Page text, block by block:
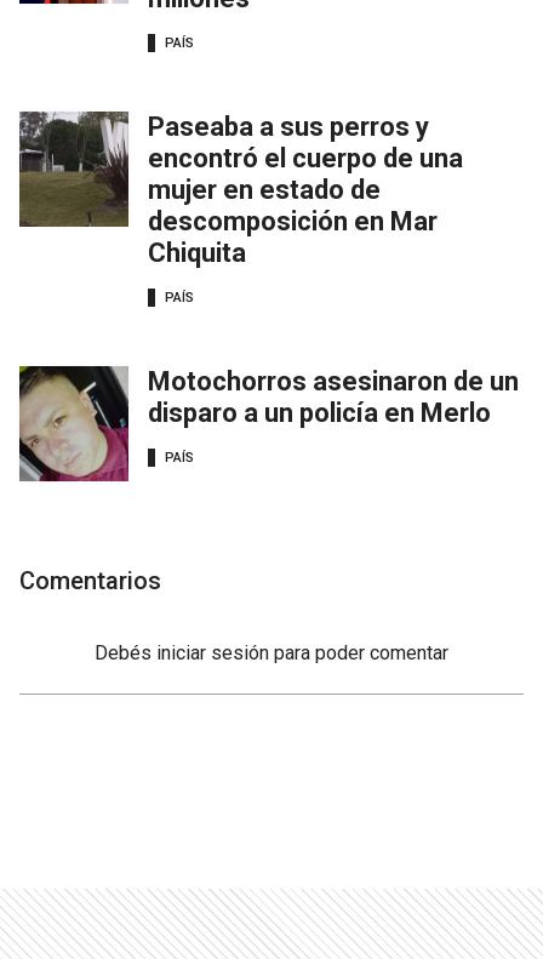
PAÍS
Paseaba a sus perros y
encontró el cuerpo de una
mujer en estado de
descomposición en Mar
Chiquita
PAÍS
Motochorros asesinaron de un
disparo a un policía en Merlo
PAÍS
Comentarios
Debés iniciar sesión para poder comentar